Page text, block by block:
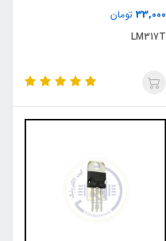
33,000 تومان
LM317T